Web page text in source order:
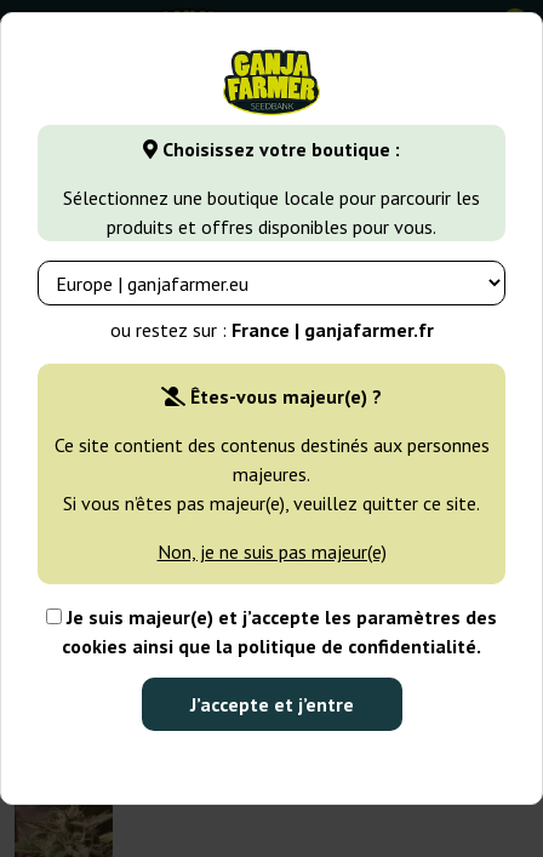
Choisissez votre boutique :
Sélectionnez une boutique locale pour parcourir les
produits et offres disponibles pour vous.
ou restez sur : France | ganjafarmer.fr
Êtes-vous majeur(e) ?
Ce site contient des contenus destinés aux personnes
majeures.
Si vous n’êtes pas majeur(e), veuillez quitter ce site.
Non, je ne suis pas majeur(e)
Je suis majeur(e) et j’accepte les paramètres des
cookies ainsi que la politique de confidentialité.
J’accepte et j’entre
0
GanjaFarmer.fr Variétés de Cannabis Bubble Gum Auto